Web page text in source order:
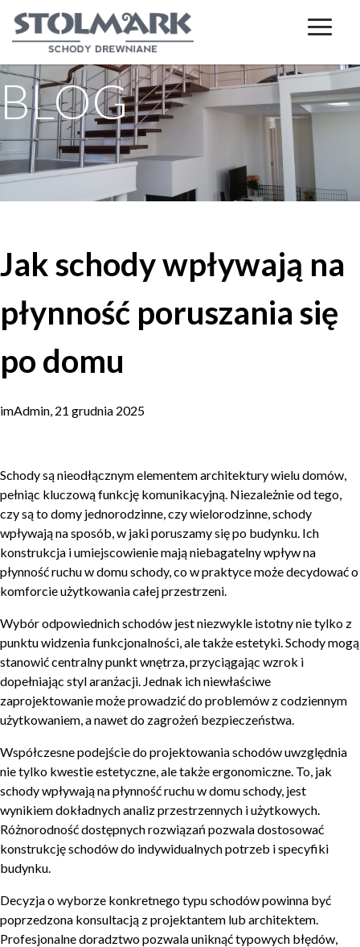
BLOG
Jak schody wpływają na
płynność poruszania się
po domu
imAdmin, 21 grudnia 2025
Schody są nieodłącznym elementem architektury wielu domów,
pełniąc kluczową funkcję komunikacyjną. Niezależnie od tego,
czy są to domy jednorodzinne, czy wielorodzinne, schody
wpływają na sposób, w jaki poruszamy się po budynku. Ich
konstrukcja i umiejscowienie mają niebagatelny wpływ na
płynność ruchu w domu schody, co w praktyce może decydować o
komforcie użytkowania całej przestrzeni.
Wybór odpowiednich schodów jest niezwykle istotny nie tylko z
punktu widzenia funkcjonalności, ale także estetyki. Schody mogą
stanowić centralny punkt wnętrza, przyciągając wzrok i
dopełniając styl aranżacji. Jednak ich niewłaściwe
zaprojektowanie może prowadzić do problemów z codziennym
użytkowaniem, a nawet do zagrożeń bezpieczeństwa.
Współczesne podejście do projektowania schodów uwzględnia
nie tylko kwestie estetyczne, ale także ergonomiczne. To, jak
schody wpływają na płynność ruchu w domu schody, jest
wynikiem dokładnych analiz przestrzennych i użytkowych.
Różnorodność dostępnych rozwiązań pozwala dostosować
konstrukcję schodów do indywidualnych potrzeb i specyfiki
budynku.
Decyzja o wyborze konkretnego typu schodów powinna być
poprzedzona konsultacją z projektantem lub architektem.
Profesjonalne doradztwo pozwala uniknąć typowych błędów,